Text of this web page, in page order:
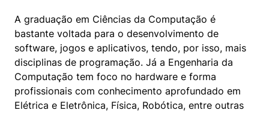
A graduação em Ciências da Computação é
bastante voltada para o desenvolvimento de
software, jogos e aplicativos, tendo, por isso, mais
disciplinas de programação. Já a Engenharia da
Computação tem foco no hardware e forma
profissionais com conhecimento aprofundado em
Elétrica e Eletrônica, Física, Robótica, entre outras